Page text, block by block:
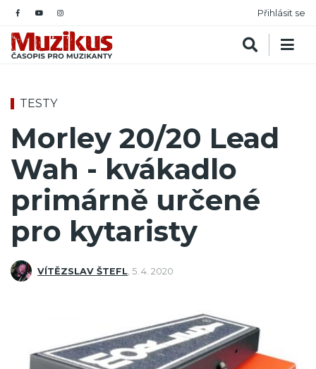
Přihlásit se
TESTY
Morley 20/20 Lead
Wah - kvákadlo
primárně určené
pro kytaristy
VÍTĚZSLAV ŠTEFL 5. 4. 2020